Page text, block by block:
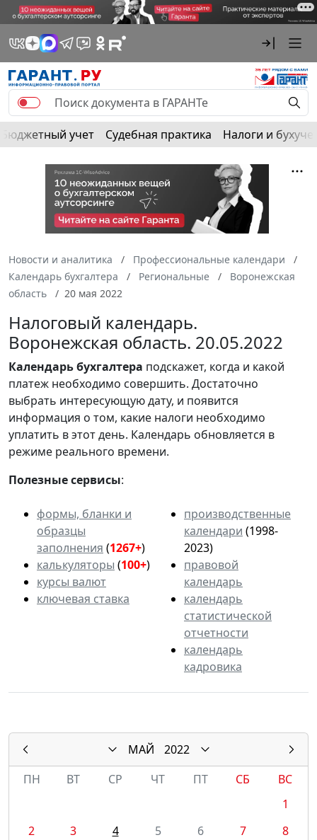
Бюджетный учет Судебная практика Налоги и
Новости и аналитика
Профессиональные календари
Календарь бухгалтера
Региональные
Воронежская
область
20 мая 2022
Налоговый календарь.
Воронежская область. 20.05.2022
Календарьбухгалтера подскажет, когда и какой
платеж необходимо совершить. Достаточно
выбрать интересующую дату, и появится
информация о том, какие налоги необходимо
уплатить в этот день. Календарь обновляется в
режиме реального времени.
Полезные сервисы:
формы, бланки и
образцы
заполнения (1267+)
калькуляторы (100+)
курсы валют
ключевая ставка
производственные
календари (1998-
2023)
правовой
календарь
календарь
статистической
отчетности
календарь
кадровика
МАЙ
2022
ПН
ВТ СР ЧТ ПТ СБ
ВС
1
2
3 4 5 6 7
8